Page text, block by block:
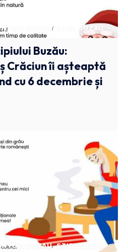
BUZAU STIRI BUZAU
Buzău:
Crăciun îi așteaptă
cu 6 decembrie și
BUZAU STIRI BUZAU